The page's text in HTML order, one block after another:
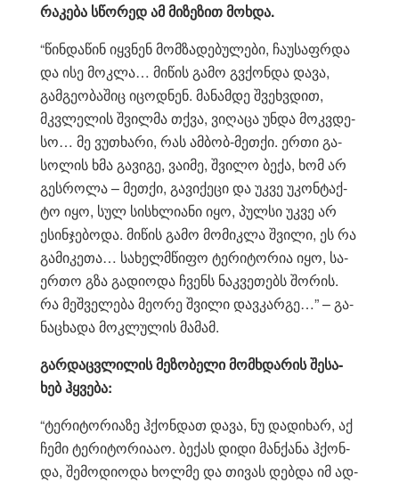
რა­კე­ბა სწო­რედ ამ მი­ზე­ზით მოხ­და.
“წინ­და­წინ იყ­ვნენ მომ­ზა­დე­ბუ­ლე­ბი, ჩა­უ­საფ­რდა
და ისე მოკ­ლა… მი­წის გამო გვქონ­და დავა,
გამ­გე­ო­ბა­შიც იცოდ­ნენ. მა­ნამ­დე შვეხ­ვდით,
მკვლე­ლის შვილ­მა თქვა, ვი­ღა­ცა უნდა მოკ­ვდე­
სო… მე ვუ­თხა­რი, რას ამ­ბობ-მეთ­ქი. ერთი გა­
სო­ლის ხმა გა­ვი­გე, ვა­ი­მე, შვი­ლო ბექა, ხომ არ
გეს­რო­ლა – მეთ­ქი, გა­ვი­ქე­ცი და უკვე უკონ­ტაქ­
ტო იყო, სულ სის­ხლი­ა­ნი იყო, პულ­სი უკვე არ
ესინ­ჯე­ბო­და. მი­წის გამო მო­მიკ­ლა შვი­ლი, ეს რა
გა­მი­კე­თა… სა­ხელ­მწი­ფო ტე­რი­ტო­რია იყო, სა­
ერ­თო გზა გა­დი­ო­და ჩვენს ნაკ­ვე­თებს შო­რის.
რა მეშ­ვე­ლე­ბა მე­ო­რე შვი­ლი დავ­კარ­გე…” – გა­
ნა­ცხა­და მოკ­ლუ­ლის მა­მამ.
გარ­დაც­ვლი­ლის მე­ზო­ბე­ლი მომ­ხდა­რის შე­სა­
ხებ ჰყვე­ბა:
“ტე­რი­ტო­რი­ა­ზე ჰქონ­დათ დავა, ნუ და­დი­ხარ, აქ
ჩემი ტე­რი­ტო­რი­ა­აო. ბე­ქას დიდი მან­ქა­ნა ჰქონ­
და, შე­მო­დი­ო­და ხოლ­მე და თი­ვას დებ­და იმ ად­